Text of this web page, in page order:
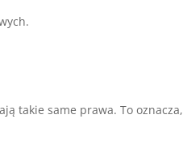
takie same prawa. To oznacza,